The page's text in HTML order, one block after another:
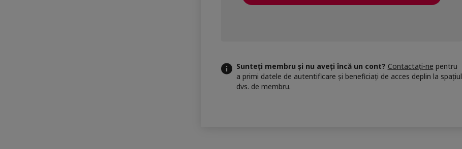
Sunteți membru și nu aveți încă un cont? Contactați-ne pentru
a primi datele de autentificare și beneficiați de acces deplin la spațiul
dvs. de membru.